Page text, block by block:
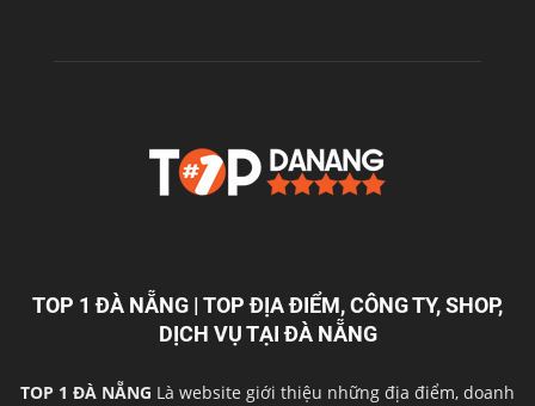
TOP 1 ĐÀ NẴNG | TOP ĐỊA ĐIỂM, CÔNG TY, SHOP,
DỊCH VỤ TẠI ĐÀ NẴNG
TOP 1 ĐÀ NẴNG Là website giới thiệu những địa điểm, doanh